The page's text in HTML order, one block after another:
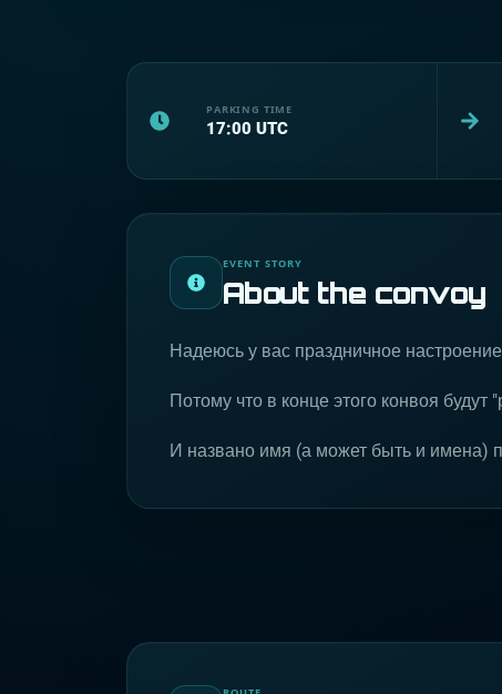
PARKING TIME
17:00 UTC
EVENT STORY
About the convoy
Надеюсь у вас праздничное
Потому что в конце этого конвоя будут
И названо имя (а может быть и имена)